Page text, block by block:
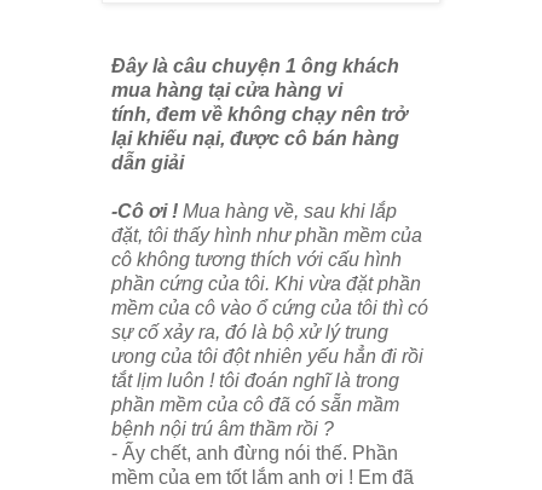
Đây là câu chuyện 1 ông khách
mua hàng tại cửa hàng vi
tính, đem về không chạy nên trở
lại khiếu nại, được cô bán hàng
dẫn giải
-Cô ơi ! Mua hàng về, sau khi lắp
đặt, tôi thấy hình như phần mềm của
cô không tương thích với cấu hình
phần cứng của tôi. Khi vừa đặt phần
mềm của cô vào ổ cứng của tôi thì có
sự cố xảy ra, đó là bộ xử lý trung
ưong của tôi đột nhiên yếu hẳn đi rồi
tắt lịm luôn ! tôi đoán nghĩ là trong
phần mềm của cô đã có sẵn mầm
bệnh nội trú âm thầm rồi ?
- Ấy chết, anh đừng nói thế. Phần
mềm của em tốt lắm anh ơi ! Em đã